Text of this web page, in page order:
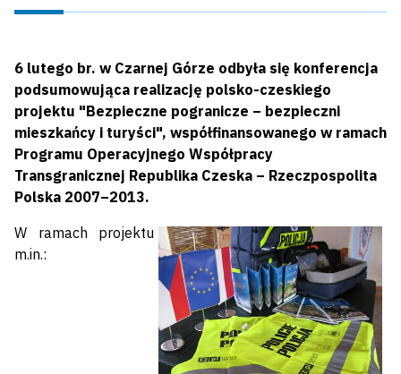
6 lutego br. w Czarnej Górze odbyła się konferencja
podsumowująca realizację polsko-czeskiego
projektu "Bezpieczne pogranicze – bezpieczni
mieszkańcy i turyści", współfinansowanego w ramach
Programu Operacyjnego Współpracy
Transgranicznej Republika Czeska – Rzeczpospolita
Polska 2007–2013.
W ramach projektu
m.in.: